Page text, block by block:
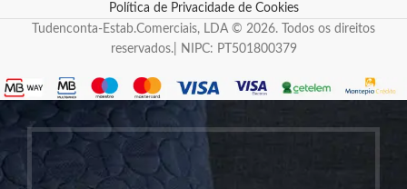
Política de Privacidade de Cookies
Tudenconta-Estab.Comerciais, LDA © 2026. Todos os direitos
reservados.| NIPC: PT501800379